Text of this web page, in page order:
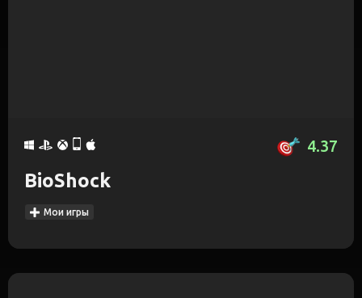
4.37
BioShock
Мои игры